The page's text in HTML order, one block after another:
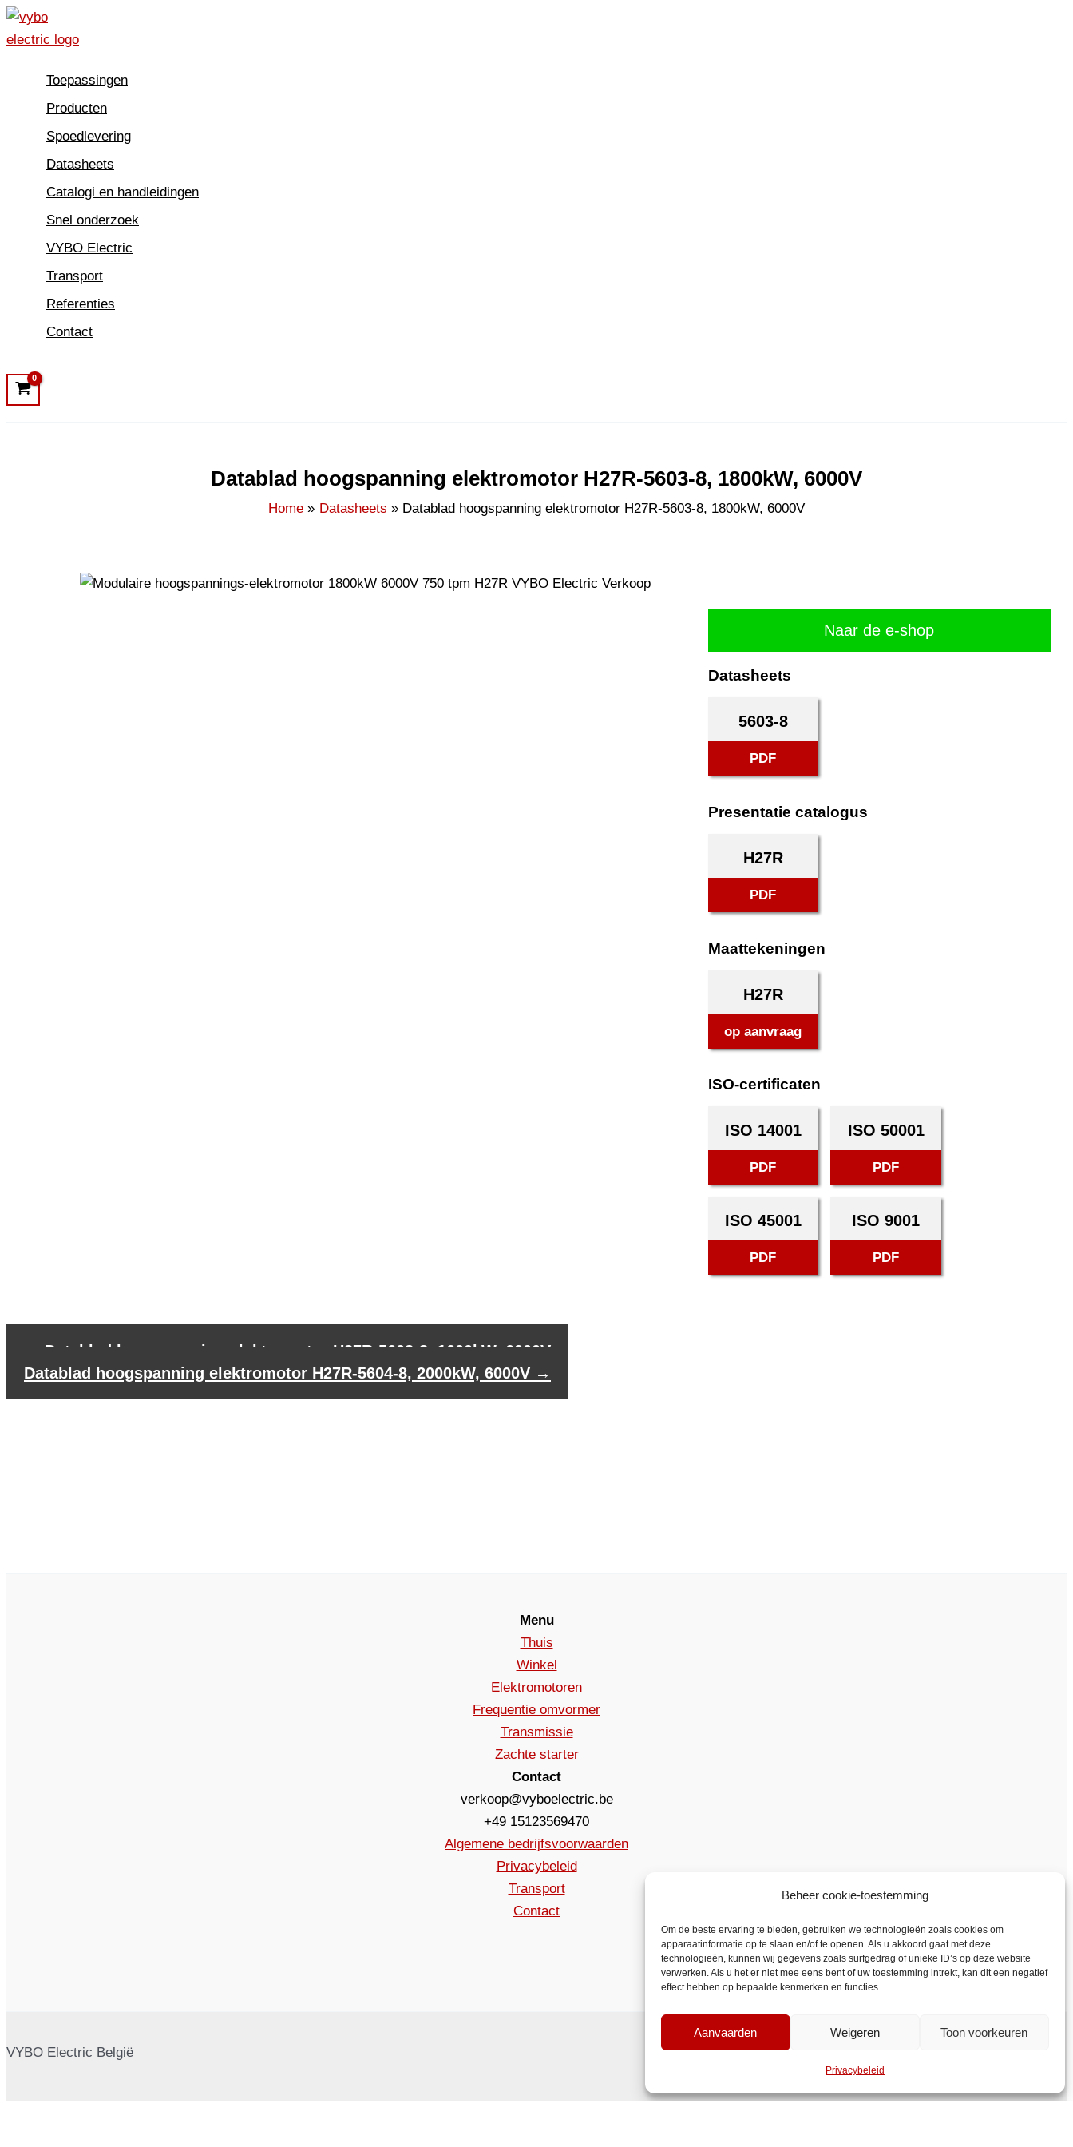
Beheer cookie-toestemming
Om de beste ervaring te bieden, gebruiken we technologieën zoals cookies om
apparaatinformatie op te slaan en/of te openen. Als u akkoord gaat met deze
technologieën, kunnen wij gegevens zoals surfgedrag of unieke ID’s op deze website
verwerken. Als u het er niet mee eens bent of uw toestemming intrekt, kan dit een negatief
effect hebben op bepaalde kenmerken en functies.
Aanvaarden Weigeren Toon voorkeuren
Privacybeleid
Spring
naar
Toepassingen
Producten
Spoedlevering
Datasheets
Catalogi en handleidingen
Snel onderzoek
VYBO Electric
Transport
Referenties
Contact
Datablad hoogspanning elektromotor H27R-5603-8, 1800kW, 6000V
Home Datasheets Datablad hoogspanning elektromotor H27R-5603-8, 1800kW, 6000V
Naar de e-shop
Datasheets
5603-8
PDF
Presentatie catalogus
H27R
PDF
Maattekeningen
H27R
op aanvraag
ISO-certificaten
ISO 14001
PDF
ISO 50001
PDF
ISO 45001
PDF
ISO 9001
PDF
Datablad hoogspanning elektromotor H27R-5602-8, 1600kW, 6000V
Datablad hoogspanning elektromotor H27R-5604-8, 2000kW, 6000V →
Menu
Thuis
Winkel
Elektromotoren
Frequentie omvormer
Transmissie
Zachte starter
Contact
verkoop@vyboelectric.be
+49 15123569470
Algemene bedrijfsvoorwaarden
Privacybeleid
Transport
Contact
VYBO Electric België